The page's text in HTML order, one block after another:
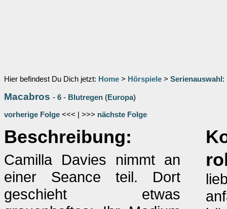
Hier befindest Du Dich jetzt: Home > Hörspiele > Serienauswahl :
Macabros - 6 - Blutregen (Europa)
vorherige Folge <<< | >>> nächste Folge
Beschreibung:
Camilla Davies nimmt an
einer Seance teil. Dort
geschieht etwas